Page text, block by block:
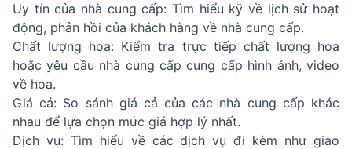
Uy tín của nhà cung cấp: Tìm hiểu kỹ về lịch sử hoạt
động, phản hồi của khách hàng về nhà cung cấp.
Chất lượng hoa: Kiểm tra trực tiếp chất lượng hoa
hoặc yêu cầu nhà cung cấp cung cấp hình ảnh, video
về hoa.
Giá cả: So sánh giá cả của các nhà cung cấp khác
nhau để lựa chọn mức giá hợp lý nhất.
Dịch vụ: Tìm hiểu về các dịch vụ đi kèm như giao